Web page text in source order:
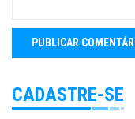
CADASTRE-SE